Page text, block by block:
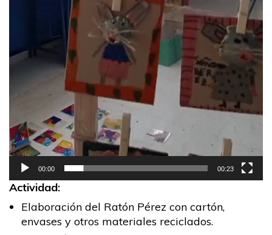
00:00 00:23
Actividad:
Elaboración del Ratón Pérez con cartón,
envases y otros materiales reciclados.